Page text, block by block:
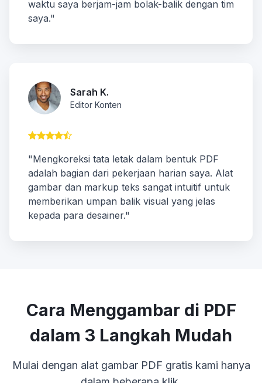
waktu saya berjam-jam bolak-balik dengan tim
saya."
Sarah K.
Editor Konten
"Mengkoreksi tata letak dalam bentuk PDF
adalah bagian dari pekerjaan harian saya. Alat
gambar dan markup teks sangat intuitif untuk
memberikan umpan balik visual yang jelas
kepada para desainer."
Cara Menggambar di PDF
dalam 3 Langkah Mudah
Mulai dengan alat gambar PDF gratis kami hanya